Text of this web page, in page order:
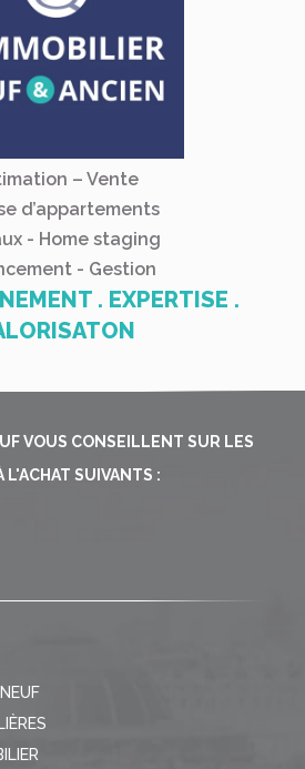
– Vente
d’appartements
- Home staging
- Gestion
. EXPERTISE .
VOUS CONSEILLENT SUR LES
L'ACHAT SUIVANTS :